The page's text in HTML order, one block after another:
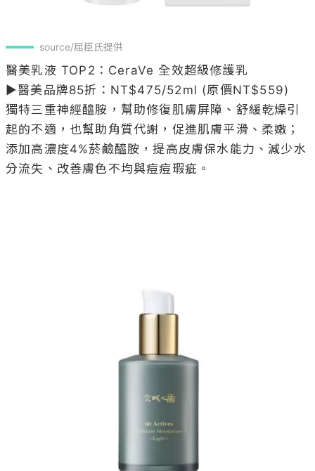
source/屈臣氏提供
醫美乳液 TOP2：CeraVe 全效超級修護乳
▶醫美品牌85折：NT$475/52ml (原價NT$559)
獨特三重神經醯胺，幫助修復肌膚屏障、舒緩乾燥引
起的不適，也幫助角質代謝，促進肌膚平滑、柔嫩；
添加高濃度4%菸鹼醯胺，提高皮膚保水能力、減少水
分流失、改善膚色不均與痘痘瑕疵。